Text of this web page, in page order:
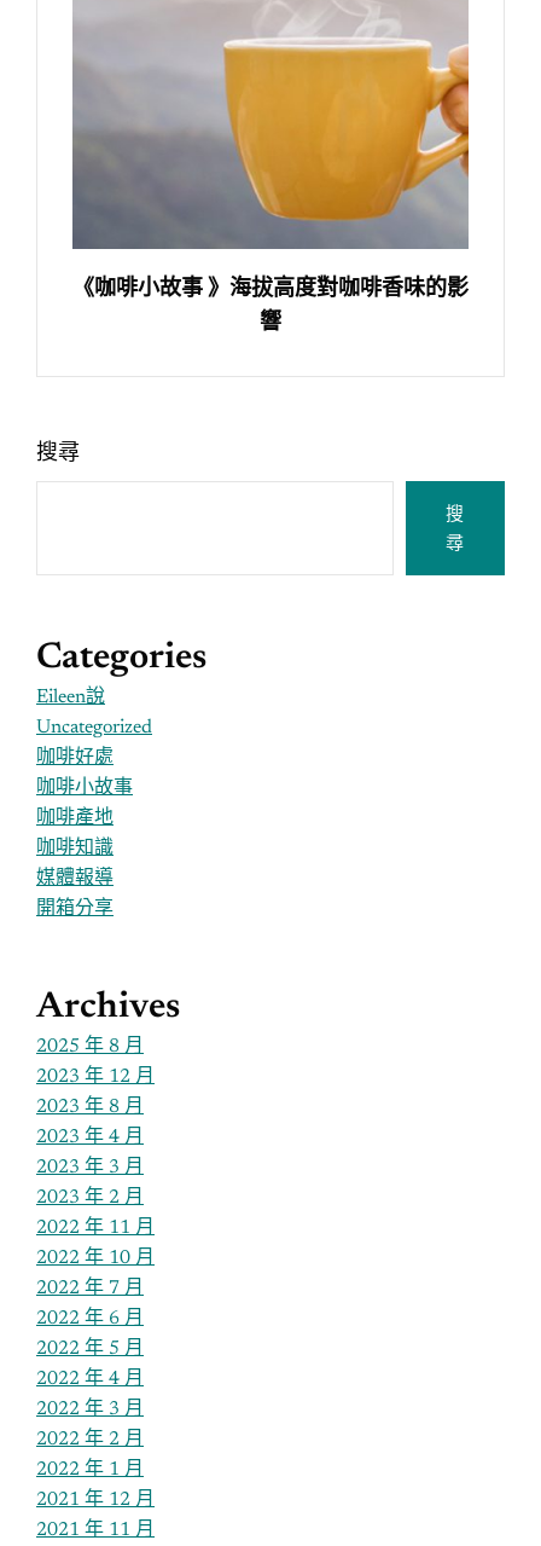
《咖啡小故事 》海拔高度對咖啡香味的影
響
搜尋
搜
尋
Categories
Eileen說
Uncategorized
咖啡好處
咖啡小故事
咖啡產地
咖啡知識
媒體報導
開箱分享
Archives
2025 年 8 月
2023 年 12 月
2023 年 8 月
2023 年 4 月
2023 年 3 月
2023 年 2 月
2022 年 11 月
2022 年 10 月
2022 年 7 月
2022 年 6 月
2022 年 5 月
2022 年 4 月
2022 年 3 月
2022 年 2 月
2022 年 1 月
2021 年 12 月
2021 年 11 月